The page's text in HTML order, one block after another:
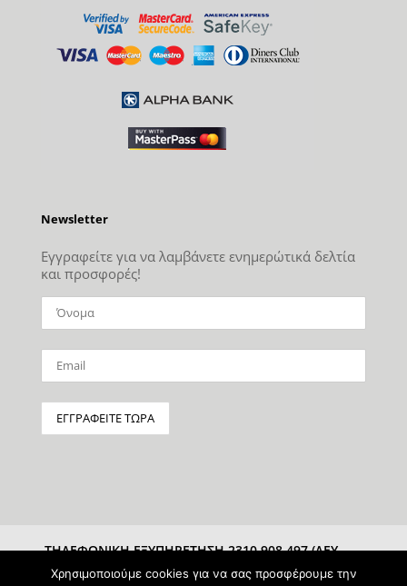
Newsletter
Εγγραφείτε για να λαμβάνετε ενημερώτικά δελτία
και προσφορές!
ΤΗΛΕΦΩΝΙΚΗ ΕΞΥΠΗΡΕΤΗΣΗ 2310 908 497 (ΔΕΥ-
ΣΑΒ 10:00-15:00)
Χρησιμοποιούμε cookies για να σας προσφέρουμε την